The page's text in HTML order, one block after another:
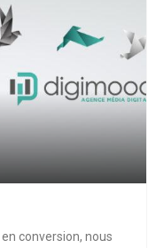
conversion, nous